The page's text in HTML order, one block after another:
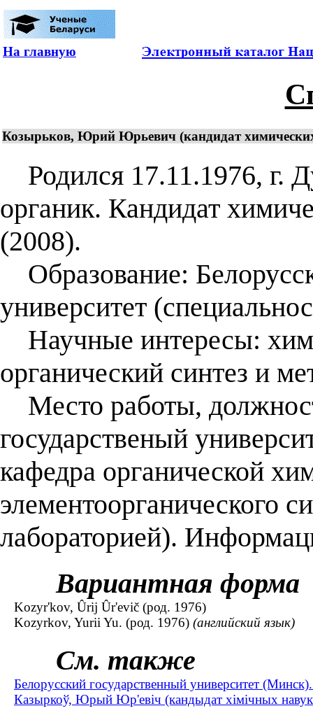
На главную
Козырьков, Юрий Юрьевич (кандидат
Родился 17.11.1976, г.
органик. Кандидат
(2008).
Образование:
университет
Научные интересы:
органический синтез и
Место работы,
государственый
кафедра органической
элементоорганического
лабораторией).
Вариантная форма
Kozyr'kov, Ûrij Ûr'evič (род. 1976)
Kozyrkov, Yurii Yu. (род. 1976) (английский язык)
См. также
Белорусский государственный университет
Казыркоў, Юрый Юр'евіч (кандыдат хімічных навук